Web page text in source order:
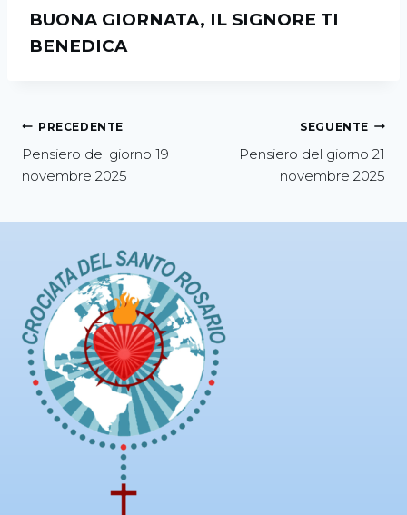
BUONA GIORNATA, IL SIGNORE TI
BENEDICA
PRECEDENTE
Pensiero del giorno 19
novembre 2025
SEGUENTE
Pensiero del giorno 21
novembre 2025